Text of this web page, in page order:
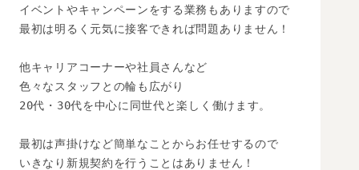
イベントやキャンペーンをする業務もありますので
最初は明るく元気に接客できれば問題ありません！
他キャリアコーナーや社員さんなど
色々なスタッフとの輪も広がり
20代・30代を中心に同世代と楽しく働けます。
最初は声掛けなど簡単なことからお任せするので
いきなり新規契約を行うことはありません！